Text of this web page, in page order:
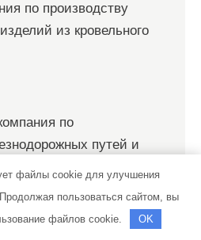
по производству
из кровельного
по
путей и
в сфере
компания
файлы cookie для улучшения
пользоваться сайтом, вы
файлов cookie.
OK